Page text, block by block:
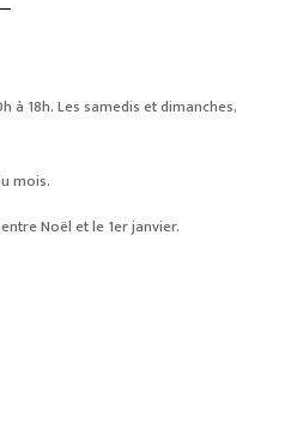
à 18h. Les samedis et dimanches,
mois.
Noël et le 1er janvier.